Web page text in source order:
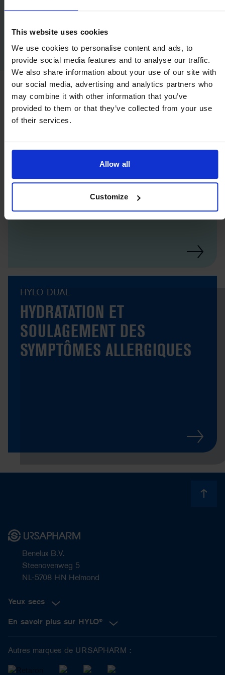
This website uses cookies
We use cookies to personalise content and ads, to
provide social media features and to analyse our traffic.
We also share information about your use of our site with
our social media, advertising and analytics partners who
may combine it with other information that you’ve
provided to them or that they’ve collected from your use
of their services.
Allow all
Customize
contre la sécheresse oculaire ?
En savoir plus
SOINS DES YEUX
CONSEILS POUR PRENDRE
SOIN DES YEUX SECS AU
HYLO DUAL
HYDRATATION ET
SOULAGEMENT DES
SYMPTÔMES ALLERGIQUES
Benelux B.V.
Steenovenweg 5
NL-5708 HN Helmond
Yeux secs
En savoir plus sur HYLO®
Autres marques de URSAPHARM :